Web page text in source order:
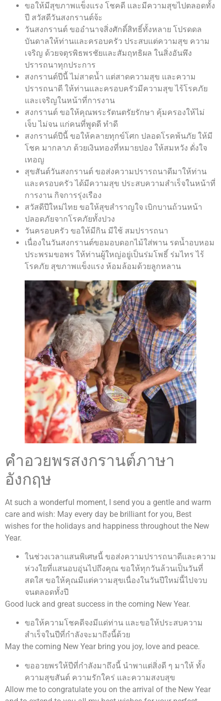
ขอให้มีสุขภาพแข็งแรง โชคดี และมีความสุขไปตลอดทั้ง
ปี สวัสดีวันสงกรานต์จ้ะ
วันสงกรานต์ ขออำนาจสิ่งศักดิ์สิทธิ์ทั้งหลาย โปรดดล
บันดาลให้ท่านและครอบครัว ประสบแต่ความสุข ความ
เจริญ ด้วยจตุรพิธพรชัยและสัมฤทธิผล ในสิ่งอันพึง
ปรารถนาทุกประการ
สงกรานต์ปีนี้ ไม่สาดน้ำ แต่สาดความสุข และความ
ปรารถนาดี ให้ท่านและครอบครัวมีความสุข ไร้โรคภัย
และเจริญในหน้าที่การงาน
สงกรานต์ ขอให้คุณพระรัตนตรัยรักษา คุ้มครองให้ไม่
เจ็บ ไม่จน แก่คนที่พูดดี ทำดี
สงกรานต์ปีนี้ ขอให้คลายทุกข์โศก ปลอดโรคพ้นภัย ให้มี
โชค มากลาภ ด้วยเงินทองที่หมายปอง ให้สมหวัง ดั่งใจ
เทอญ
สุขสันต์วันสงกรานต์ ขอส่งความปรารถนาดีมาให้ท่าน
และครอบครัว ได้มีความสุข ประสบความสำเร็จในหน้าที่
การงาน กิจการรุ่งเรือง
สวัสดีปีใหม่ไทย ขอให้สุขสำราญใจ เบิกบานถ้วนหน้า
ปลอดภัยจากโรคภัยทั้งปวง
วันครอบครัว ขอให้มีกิน มีใช้ สมปรารถนา
เนื่องในวันสงกรานต์ขอมอบดอกไม้ใส่พาน รดน้ำอบหอม
ประพรมขอพร ให้ท่านผู้ใหญ่อยู่เป็นร่มโพธิ์ ร่มไทร ไร้
โรคภัย สุขภาพแข็งแรง ห้อมล้อมด้วยลูกหลาน
คำอวยพรสงกรานต์ภาษา
อังกฤษ
At such a wonderful moment, I send you a gentle and warm
care and wish: May every day be brilliant for you, Best
wishes for the holidays and happiness throughout the New
Year.
ในช่วงเวลาแสนพิเศษนี้ ขอส่งความปรารถนาดีและความ
ห่วงใยที่แสนอบอุ่นไปถึงคุณ ขอให้ทุกวันล้วนเป็นวันที่
สดใส ขอให้คุณมีแต่ความสุขเนื่องในวันปีใหม่นี้ไปจวบ
จนตลอดทั้งปี
Good luck and great success in the coming New Year.
ขอให้ความโชคดีจงมีแด่ท่าน และขอให้ประสบความ
สำเร็จในปีที่กำลังจะมาถึงนี้ด้วย
May the coming New Year bring you joy, love and peace.
ขออวยพรให้ปีที่กำลังมาถึงนี้ นำพาแต่สิ่งดี ๆ มาให้ ทั้ง
ความสุขสันต์ ความรักใคร่ และความสงบสุข
Allow me to congratulate you on the arrival of the New Year